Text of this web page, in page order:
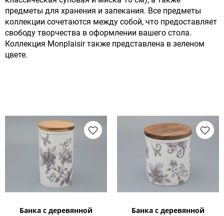
предметы для хранения и запекания. Все предметы
коллекции сочетаются между собой, что предоставляет
свободу творчества в оформлении вашего стола.
Коллекция Monplaisir также представлена в зеленом
цвете.
Банка с деревянной
Банка с деревянной